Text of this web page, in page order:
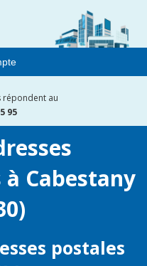
répondent au
95
Cabestany
postales